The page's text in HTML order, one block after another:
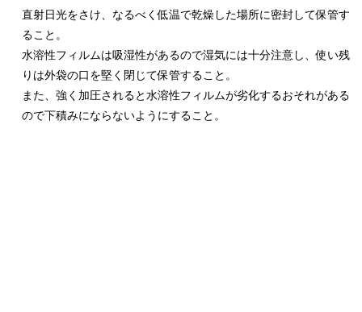
直射日光をさけ、なるべく低温で乾燥した場所に密封して保管す
ること。
水溶性フィルムは吸湿性があるので湿気には十分注意し、使い残
りは外袋の口を堅く閉じて保管すること。
また、強く加圧されると水溶性フィルムが劣化するおそれがある
ので下積みにならないようにすること。